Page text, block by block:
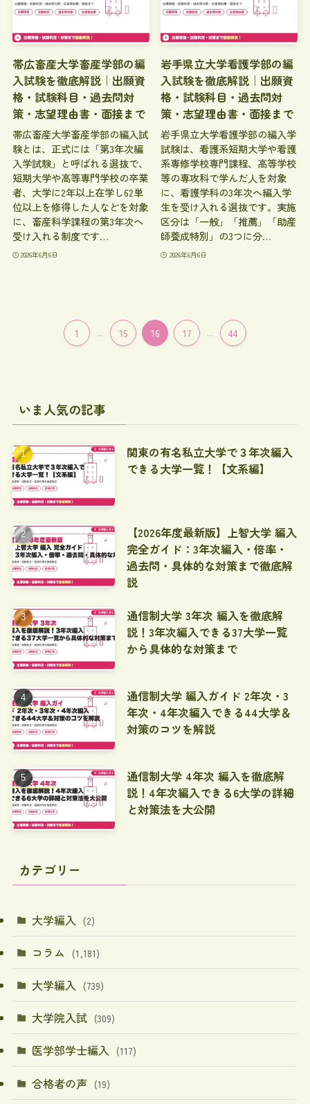
帯広畜産大学畜産学部の編
入試験を徹底解説｜出願資
格・試験科目・過去問対
策・志望理由書・面接まで
帯広畜産大学畜産学部の編入試
験とは、正式には「第3年次編
入学試験」と呼ばれる選抜で、
短期大学や高等専門学校の卒業
者、大学に2年以上在学し62単
位以上を修得した人などを対象
に、畜産科学課程の第3年次へ
受け入れる制度です…
2026年6月6日
岩手県立大学看護学部の編
入試験を徹底解説｜出願資
格・試験科目・過去問対
策・志望理由書・面接まで
岩手県立大学看護学部の編入学
試験は、看護系短期大学や看護
系専修学校専門課程、高等学校
等の専攻科で学んだ人を対象
に、看護学科の3年次へ編入学
生を受け入れる選抜です。実施
区分は「一般」「推薦」「助産
師養成特別」の3つに分…
2026年6月6日
1 ... 15 16 17 ... 44
いま人気の記事
関東の有名私立大学で３年次編入
できる大学一覧！【文系編】
【2026年度最新版】上智大学 編入
完全ガイド：3年次編入・倍率・
過去問・具体的な対策まで徹底解
説
通信制大学 3年次 編入を徹底解
説！3年次編入できる37大学一覧
から具体的な対策まで
通信制大学 編入ガイド 2年次・3
年次・4年次編入できる44大学＆
対策のコツを解説
通信制大学 4年次 編入を徹底解
説！4年次編入できる6大学の詳細
と対策法を大公開
カテゴリー
大学編入 (2)
コラム (1,181)
大学編入 (739)
大学院入試 (309)
医学部学士編入 (117)
合格者の声 (19)